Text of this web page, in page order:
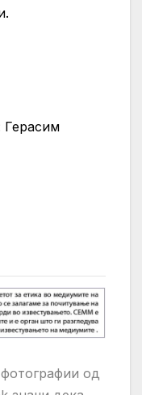
од